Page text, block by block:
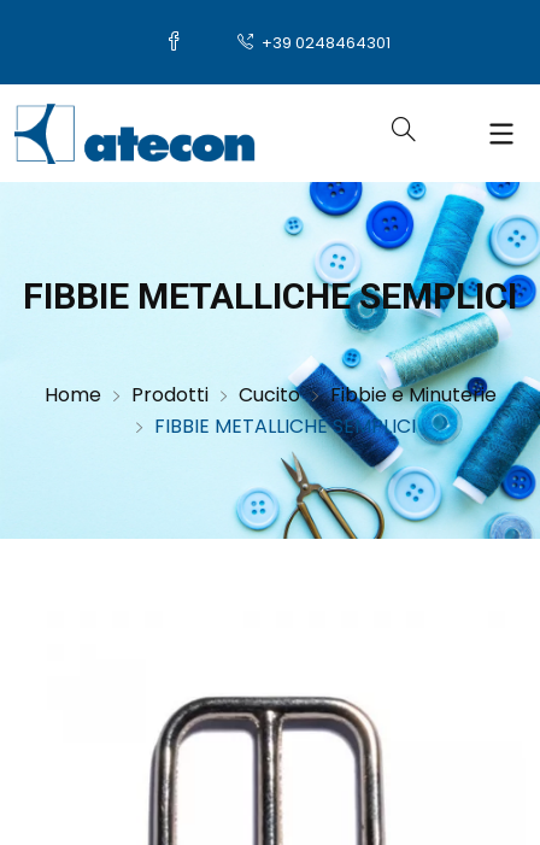
+39 0248464301
FIBBIE METALLICHE SEMPLICI
Home Prodotti Cucito
Fibbie e Minuterie
FIBBIE METALLICHE SEMPLICI